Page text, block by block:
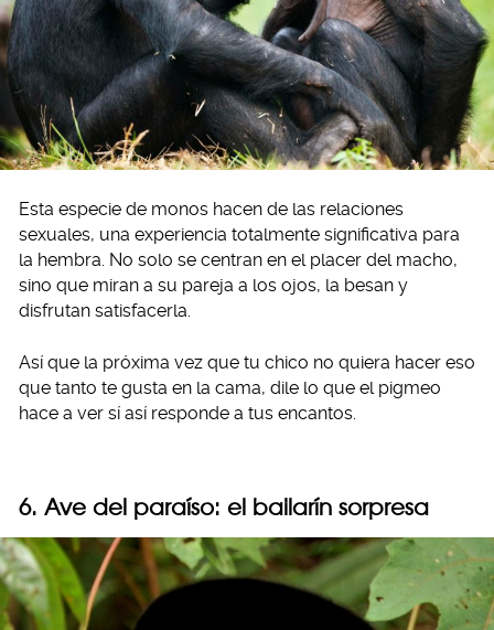
Esta especie de monos hacen de las relaciones
sexuales, una experiencia totalmente significativa para
la hembra. No solo se centran en el placer del macho,
sino que miran a su pareja a los ojos, la besan y
disfrutan satisfacerla.
Así que la próxima vez que tu chico no quiera hacer eso
que tanto te gusta en la cama, dile lo que el pigmeo
hace a ver sí así responde a tus encantos.
6. Ave del paraíso: el bailarín sorpresa